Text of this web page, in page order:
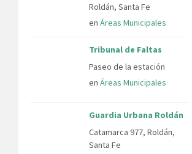
Roldán, Santa Fe
en Áreas Municipales
Tribunal de Faltas
Paseo de la estación
en Áreas Municipales
Guardia Urbana Roldán
Catamarca 977, Roldán,
Santa Fe